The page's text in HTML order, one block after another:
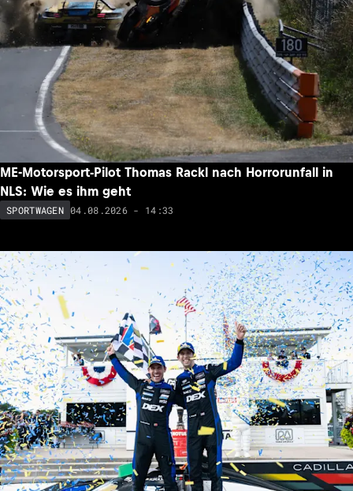
ME-Motorsport-Pilot Thomas Rackl nach Horrorunfall in
NLS: Wie es ihm geht
SPORTWAGEN 04.08.2026 - 14:33